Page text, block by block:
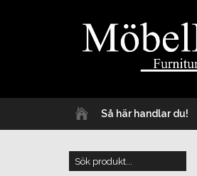
Så här handlar du!